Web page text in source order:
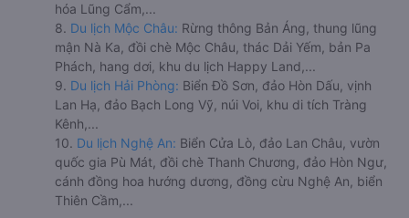
hóa Lũng Cẩm,...
8. Du lịch Mộc Châu: Rừng thông Bản Áng, thung lũng
mận Nà Ka, đồi chè Mộc Châu, thác Dải Yếm, bản Pa
Phách, hang dơi, khu du lịch Happy Land,...
9. Du lịch Hải Phòng: Biển Đồ Sơn, đảo Hòn Dấu, vịnh
Lan Hạ, đảo Bạch Long Vỹ, núi Voi, khu di tích Tràng
Kênh,...
10. Du lịch Nghệ An: Biển Cửa Lò, đảo Lan Châu, vườn
quốc gia Pù Mát, đồi chè Thanh Chương, đảo Hòn Ngư,
cánh đồng hoa hướng dương, đồng cừu Nghệ An, biển
Thiên Cầm,...